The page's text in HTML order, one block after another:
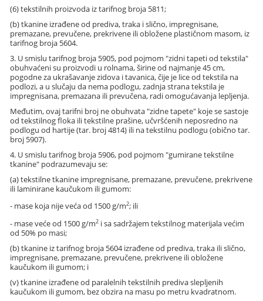
(6) tekstilnih proizvoda iz tarifnog broja 5811;
(b) tkanine izrađene od prediva, traka i slično, impregnisane,
premazane, prevučene, prekrivene ili obložene plastičnom masom, iz
tarifnog broja 5604.
3. U smislu tarifnog broja 5905, pod pojmom "zidni tapeti od tekstila"
obuhvaćeni su proizvodi u rolnama, širine od najmanje 45 cm,
pogodne za ukrašavanje zidova i tavanica, čije je lice od tekstila na
podlozi, a u slučaju da nema podlogu, zadnja strana tekstila je
impregnisana, premazana ili prevučena, radi omogućavanja lepljenja.
Međutim, ovaj tarifni broj ne obuhvata "zidne tapete" koje se sastoje
od tekstilnog floka ili tekstilne prašine, učvršćenih neposredno na
podlogu od hartije (tar. broj 4814) ili na tekstilnu podlogu (obično tar.
broj 5907).
4. U smislu tarifnog broja 5906, pod pojmom "gumirane tekstilne
tkanine" podrazumevaju se:
(a) tekstilne tkanine impregnisane, premazane, prevučene, prekrivene
ili laminirane kaučukom ili gumom:
- mase koja nije veća od 1500 g/m2; ili
- mase veće od 1500 g/m2 i sa sadržajem tekstilnog materijala većim
od 50% po masi;
(b) tkanine iz tarifnog broja 5604 izrađene od prediva, traka ili slično,
impregnisane, premazane, prevučene, prekrivene ili obložene
kaučukom ili gumom; i
(v) tkanine izrađene od paralelnih tekstilnih prediva slepljenih
kaučukom ili gumom, bez obzira na masu po metru kvadratnom.